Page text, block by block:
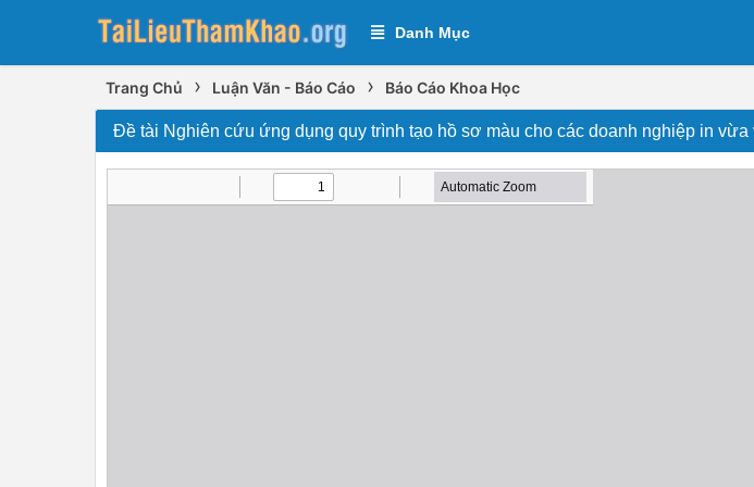
Danh Mục
Trang Chủ › Luận Văn - Báo Cáo › Báo Cáo Khoa Học
Đề tài Nghiên cứu ứng dụng quy trình tạo hồ sơ màu cho các doanh nghiệp in vừa